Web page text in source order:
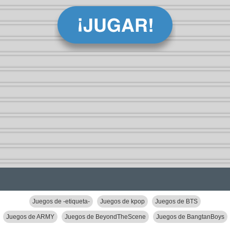
Juegos de -etiqueta- Juegos de kpop Juegos de BTS
Juegos de ARMY Juegos de BeyondTheScene Juegos de BangtanBoys